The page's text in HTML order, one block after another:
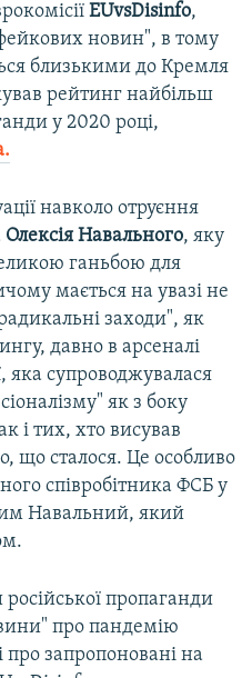
EUvsDisinfo,
новин", в тому
близькими до Кремля
рейтинг найбільш
у 2020 році,
навколо отруєння
Олексія Навального, яку
ганьбою для
мається на увазі не
заходи", як
давно в арсеналі
яка супроводжувалася
як з боку
і тих, хто висував
що сталося. Це особливо
співробітника ФСБ у
Навальний, який
пропаганди
про пандемію
про запропоновані на